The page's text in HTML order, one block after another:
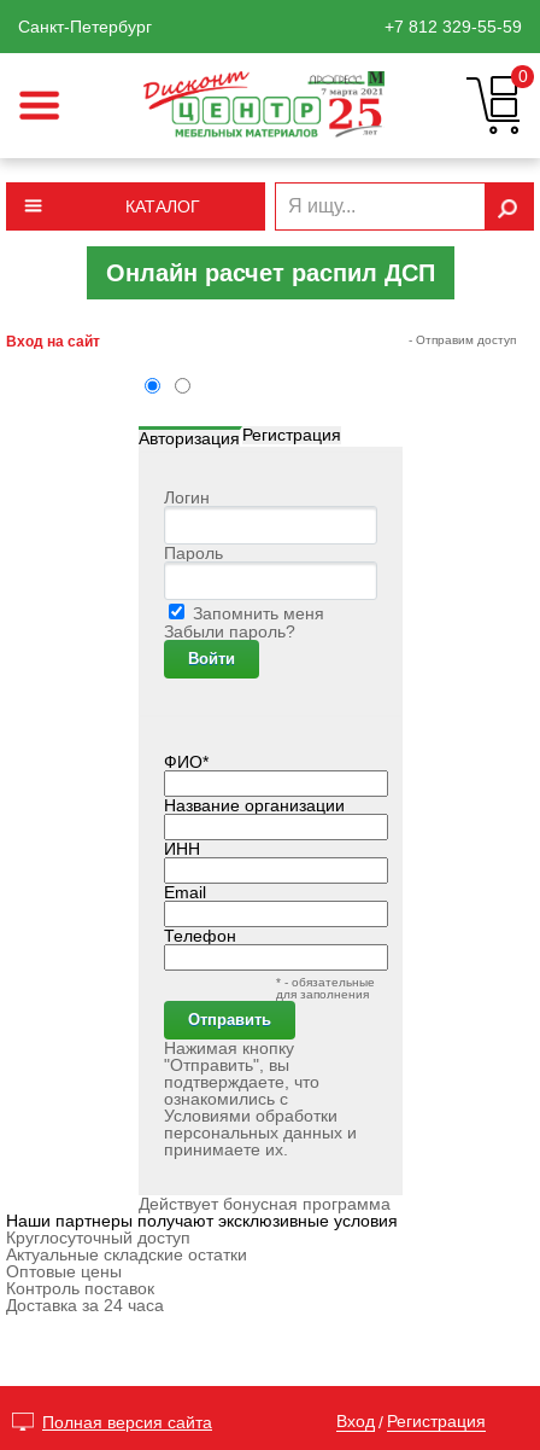
Санкт-Петербург +7 812 329-55-59
0
КАТАЛОГ
Онлайн расчет распил ДСП
Вход на сайт
Авторизация Регистрация
Логин
Пароль
Запомнить меня
Забыли пароль?
ФИО*
Название организации
ИНН
Email
- Отправим доступ
Телефон
* - обязательные
для заполнения
Нажимая кнопку
"Отправить", вы
подтверждаете, что
ознакомились с
Условиями обработки
персональных данныхи
принимаете их.
Действует бонусная программа
Наши партнеры получают эксклюзивные условия
Круглосуточный доступ
Актуальные складские остатки
Оптовые цены
Контроль поставок
Доставка за 24 часа
Полная версия сайта Вход / Регистрация